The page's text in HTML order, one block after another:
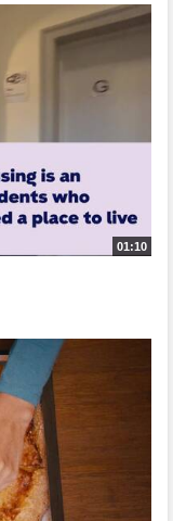
01:10